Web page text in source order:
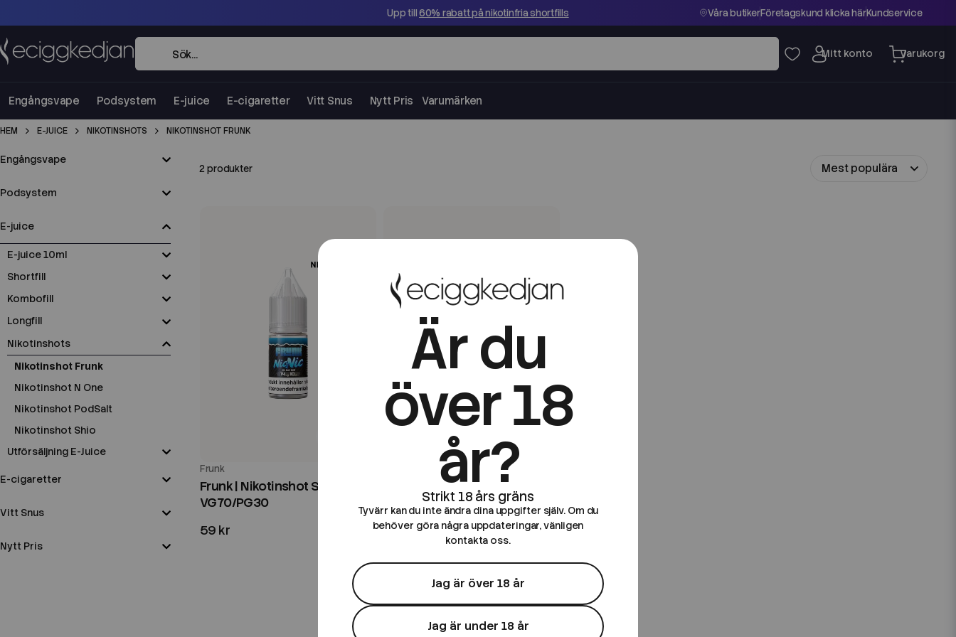
Upp till60% rabatt på nikotinfria shortfills Våra butikerFöretagskund klicka härKundservice
Engångsvape Podsystem E-juice E-cigaretter Vitt Snus Nytt Pris Varumärken
HEM E-JUICE NIKOTINSHOTS NIKOTINSHOT FRUNK
Engångsvape
Podsystem
E-juice
E-juice 10ml
Shortfill
Kombofill
Longfill
Nikotinshots
Nikotinshot Frunk
Nikotinshot N One
Nikotinshot PodSalt
Nikotinshot Shio
Utförsäljning E-Juice
E-cigaretter
Vitt Snus
Nytt Pris
2 produkter Mest populära
Frunk
Frunk | Nikotinshot SALT
VG70/PG30
59 kr
Frunk | Nikotinshot SALT
VG70/PG30 | 10pack
499 kr
Är du
över 18
år?
Tyvärr kan du inte ändra dina uppgifter själv. Om du
behöver göra några uppdateringar, vänligen
kontakta oss.
Jag är över 18 år
Jag är under 18 år